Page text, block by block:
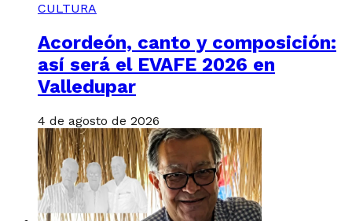
CULTURA
Acordeón, canto y composición:
así será el EVAFE 2026 en
Valledupar
4 de agosto de 2026